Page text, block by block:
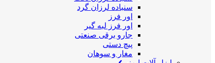
سنباده لرزان گرد
اور فرز
اور فرز لبه گیر
جارو برقی صنعتی
پیچ دستی
مغار و سوهان